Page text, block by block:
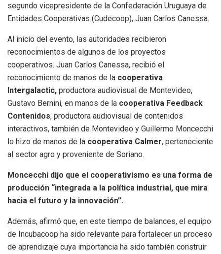
segundo vicepresidente de la Confederación Uruguaya de
Entidades Cooperativas (Cudecoop), Juan Carlos Canessa.
Al inicio del evento, las autoridades recibieron
reconocimientos de algunos de los proyectos
cooperativos. Juan Carlos Canessa, recibió el
reconocimiento de manos de la cooperativa
Intergalactic, productora audiovisual de Montevideo,
Gustavo Bernini, en manos de la cooperativa Feedback
Contenidos, productora audiovisual de contenidos
interactivos, también de Montevideo y Guillermo Moncecchi
lo hizo de manos de la cooperativa Calmer, perteneciente
al sector agro y proveniente de Soriano.
Moncecchi dijo que el cooperativismo es una forma de
producción “integrada a la política industrial, que mira
hacia el futuro y la innovación”.
Además, afirmó que, en este tiempo de balances, el equipo
de Incubacoop ha sido relevante para fortalecer un proceso
de aprendizaje cuya importancia ha sido también construir